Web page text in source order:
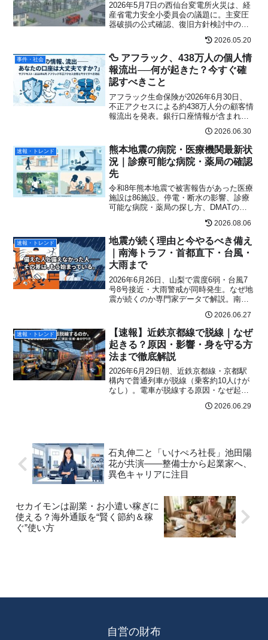
2026年5月7日の西仙台変電所火災は、経
産省電力安全小委員会の議題に。主変圧
器破損の公式確認、復旧方針検討中の現
状、原因調査の続報、北海道・東北の停
電備え（ポータブル電源・UPS）まで、
現役電気工事士の目線で率直に解説。
2026.05.20
事件・社会
🦆 アフラック、438万人の個人情
報流出──何が起きた？今すぐ確
認すべきこと
アフラック生命保険が2026年6月30日、
不正アクセスによる約438万人分の顧客情
報流出を発表。銀行口座情報が含まれる
を防ぐチェックリストをわかりやすく解
説。
2026.06.30
速報・トレンド
熊本地震の病院・医療機関最新状
況｜診療可能な病院・薬局の確認
先
令和8年熊本地震で被害報告があった医療
施設は86施設。停電・断水の影響、診療
可能な病院・薬局の探し方、DMATの活
動状況、透析・在宅医療利用者の注意点
を2026年8月2日時点の公式情報で整理し
ます。
2026.08.06
速報・トレンド
地震が続く理由と今やるべき備え
｜南海トラフ・首都直下・台風・
大雨まで
2026年6月26日、山梨で震度6弱・台風7
号8号接近・大雨警戒が同時発生。なぜ地
震が続くのか専門家データで解説。南海
できる防災備えを完全まとめ。2026.06.27
速報・トレンド
【速報】近鉄京都線で脱線｜なぜ
起きる？原因・影響・身を守る方
法まで徹底解説
2026年6月29日朝、近鉄京都線・京都駅
構内で普通列車が脱線（乗客約10人けが
なし）。電車が脱線する原因・なぜ起き
2026.06.29
石丸伸二と「いけぺろ社長」池田陽
花が共演――整備士から起業家へ、
異色キャリアに注目
セカイモンは副業・お小遣い稼ぎに
使える？海外通販を“賢く節約＆稼
ぐ”使い方
自営の財布